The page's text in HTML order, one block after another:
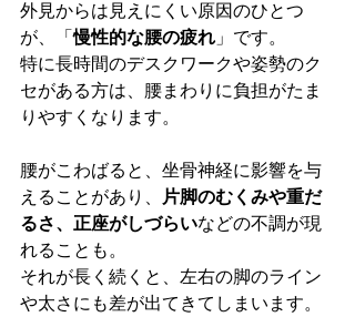
外見からは見えにくい原因のひとつ
が、「慢性的な腰の疲れ 」です。
特に長時間のデスクワークや姿勢のク
セがある方は、腰まわりに負担がたま
りやすくなります。
腰がこわばると、坐骨神経に影響を与
えることがあり、 片脚のむくみや重だ
るさ、正座がしづらいなどの不調が現
れることも。
それが長く続くと、左右の脚のライン
や太さにも差が出てきてしまいます。